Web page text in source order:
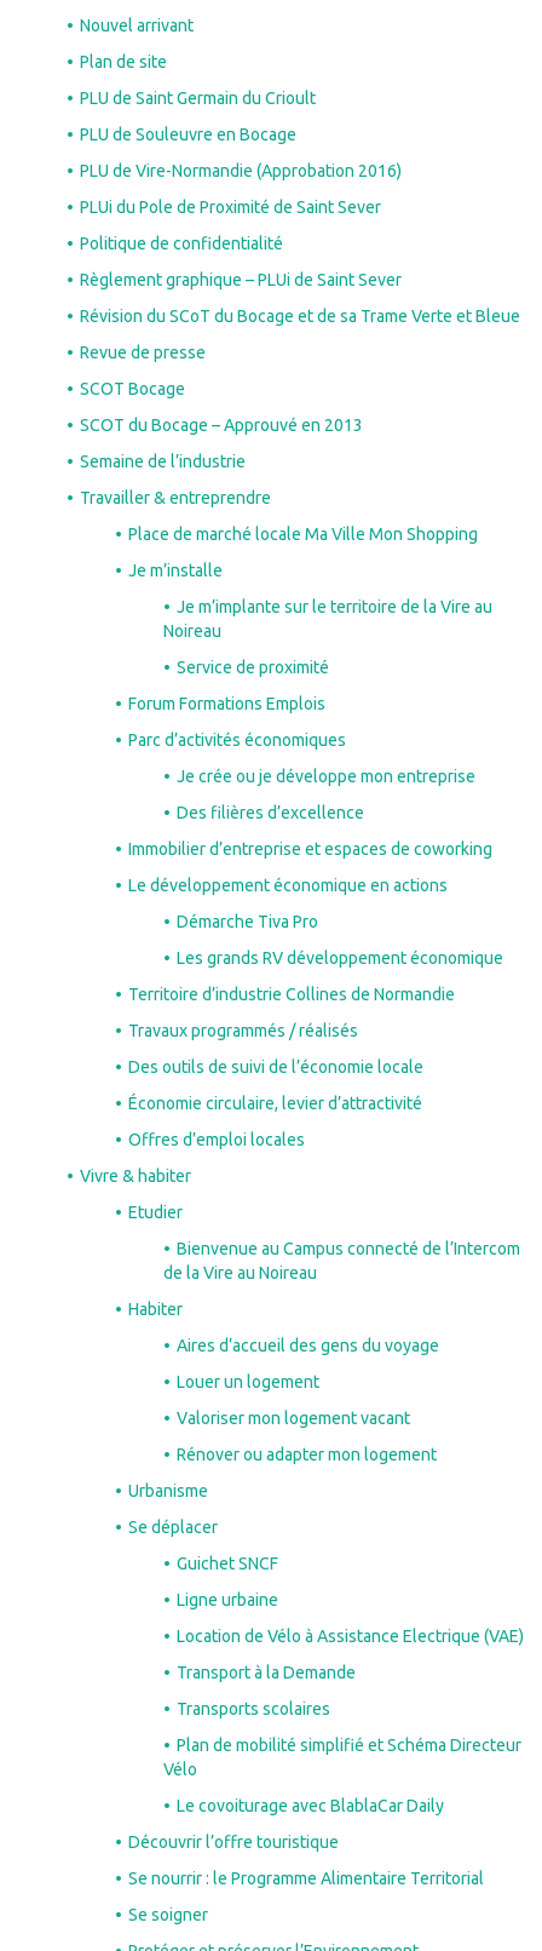
Nouvel arrivant
Plan de site
PLU de Saint Germain du Crioult
PLU de Souleuvre en Bocage
PLU de Vire-Normandie (Approbation 2016)
PLUi du Pole de Proximité de Saint Sever
Politique de confidentialité
Règlement graphique – PLUi de Saint Sever
Révision du SCoT du Bocage et de sa Trame Verte et Bleue
Revue de presse
SCOT Bocage
SCOT du Bocage – Approuvé en 2013
Semaine de l’industrie
Travailler & entreprendre
Place de marché locale Ma Ville Mon Shopping
Je m’installe
Je m’implante sur le territoire de la Vire au
Noireau
Service de proximité
Forum Formations Emplois
Parc d’activités économiques
Je crée ou je développe mon entreprise
Des filières d’excellence
Immobilier d’entreprise et espaces de coworking
Le développement économique en actions
Démarche Tiva Pro
Les grands RV développement économique
Territoire d’industrie Collines de Normandie
Travaux programmés / réalisés
Des outils de suivi de l’économie locale
Économie circulaire, levier d’attractivité
Offres d’emploi locales
Vivre & habiter
Etudier
Bienvenue au Campus connecté de l’Intercom
de la Vire au Noireau
Habiter
Aires d’accueil des gens du voyage
Louer un logement
Valoriser mon logement vacant
Rénover ou adapter mon logement
Urbanisme
Se déplacer
Guichet SNCF
Ligne urbaine
Location de Vélo à Assistance Electrique (VAE)
Transport à la Demande
Transports scolaires
Plan de mobilité simplifié et Schéma Directeur
Vélo
Le covoiturage avec BlablaCar Daily
Découvrir l’offre touristique
Se nourrir : le Programme Alimentaire Territorial
Se soigner